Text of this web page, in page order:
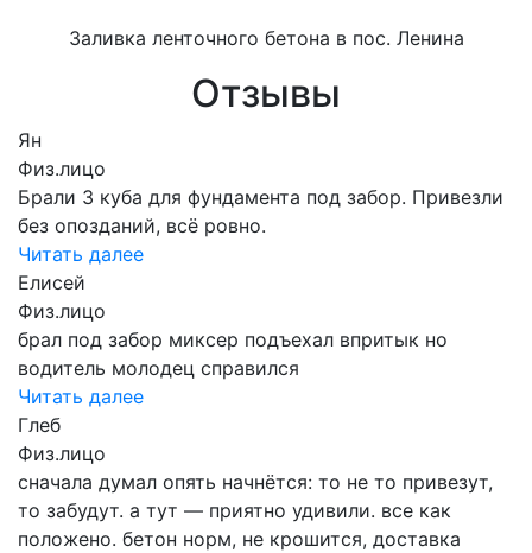
Заливка ленточного бетона в пос. Ленина
Отзывы
Ян
Физ.лицо
Брали 3 куба для фундамента под забор. Привезли
без опозданий, всё ровно.
Читать далее
Елисей
Физ.лицо
брал под забор миксер подъехал впритык но
водитель молодец справился
Читать далее
Глеб
Физ.лицо
сначала думал опять начнётся: то не то привезут,
то забудут. а тут — приятно удивили. все как
положено. бетон норм, не крошится, доставка